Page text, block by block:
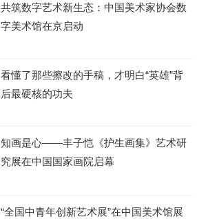
共筑数字艺术新生态：中国美术家协会数
字美术馆在京启动
看懂了那些擦改的手稿，才明白“英雄”背
后最硬核的功夫
知画是心——丰子恺《护生画集》艺术研
究展在中国国家画院启幕
“全国中青年创新艺术展”在中国美术馆展